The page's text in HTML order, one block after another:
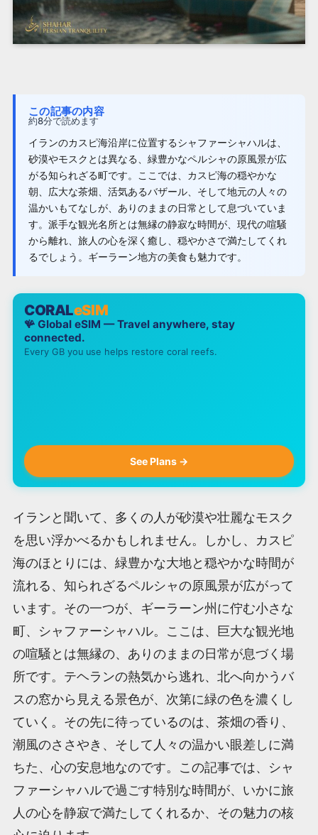
この記事の内容
約8分で読めます
イランのカスピ海沿岸に位置するシャファーシャハルは、
砂漠やモスクとは異なる、緑豊かなペルシャの原風景が広
がる知られざる町です。ここでは、カスピ海の穏やかな
朝、広大な茶畑、活気あるバザール、そして地元の人々の
温かいもてなしが、ありのままの日常として息づいていま
す。派手な観光名所とは無縁の静寂な時間が、現代の喧騒
から離れ、旅人の心を深く癒し、穏やかさで満たしてくれ
るでしょう。ギーラーン地方の美食も魅力です。
CORALeSIM
🪸 Global eSIM — Travel anywhere, stay
connected.
Every GB you use helps restore coral reefs.
See Plans →
イランと聞いて、多くの人が砂漠や壮麗なモスク
を思い浮かべるかもしれません。しかし、カスピ
海のほとりには、緑豊かな大地と穏やかな時間が
流れる、知られざるペルシャの原風景が広がって
います。その一つが、ギーラーン州に佇む小さな
町、シャファーシャハル。ここは、巨大な観光地
の喧騒とは無縁の、ありのままの日常が息づく場
所です。テヘランの熱気から逃れ、北へ向かうバ
スの窓から見える景色が、次第に緑の色を濃くし
ていく。その先に待っているのは、茶畑の香り、
潮風のささやき、そして人々の温かい眼差しに満
ちた、心の安息地なのです。この記事では、シャ
ファーシャハルで過ごす特別な時間が、いかに旅
人の心を静寂で満たしてくれるか、その魅力の核